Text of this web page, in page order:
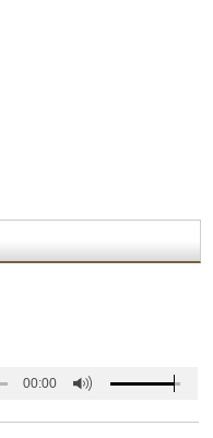
00:00